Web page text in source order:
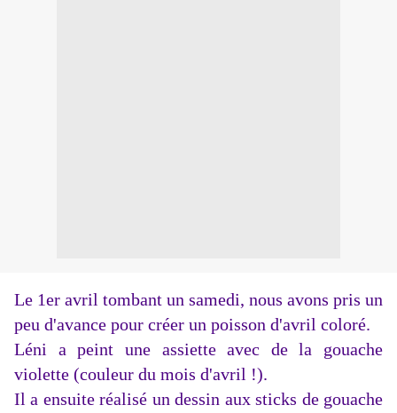
Le 1er avril tombant un samedi, nous avons pris un
peu d'avance pour créer un poisson d'avril coloré.
Léni a peint une assiette avec de la gouache
violette (couleur du mois d'avril !).
Il a ensuite réalisé un dessin aux sticks de gouache